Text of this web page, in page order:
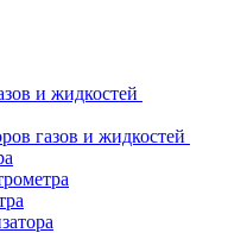
и жидкостей
газов и жидкостей